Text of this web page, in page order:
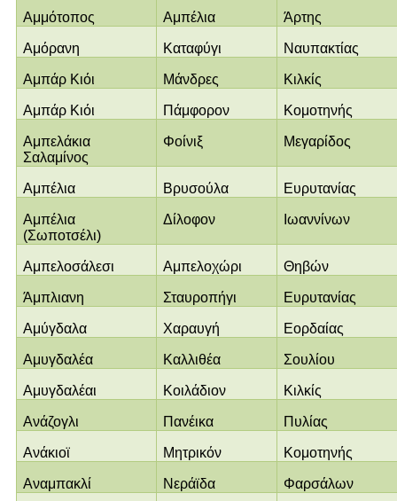
Αμμότοπος Αμπέλια Άρτης
Αμόρανη Καταφύγι Ναυπακτίας
Αμπάρ Κιόι Μάνδρες Κιλκίς
Αμπάρ Κιόι Πάμφορον Κομοτηνής
Αμπελάκια
Σαλαμίνος
Φοίνιξ Μεγαρίδος
Αμπέλια Βρυσούλα Ευρυτανίας
Αμπέλια
(Σωποτσέλι)
Δίλοφον Ιωαννίνων
Αμπελοσάλεσι Αμπελοχώρι Θηβών
Άμπλιανη Σταυροπήγι Ευρυτανίας
Αμύγδαλα Χαραυγή Εορδαίας
Αμυγδαλέα Καλλιθέα Σουλίου
Αμυγδαλέαι Κοιλάδιον Κιλκίς
Ανάζογλι Πανέικα Πυλίας
Ανάκιοϊ Μητρικόν Κομοτηνής
Αναμπακλί Νεράϊδα Φαρσάλων